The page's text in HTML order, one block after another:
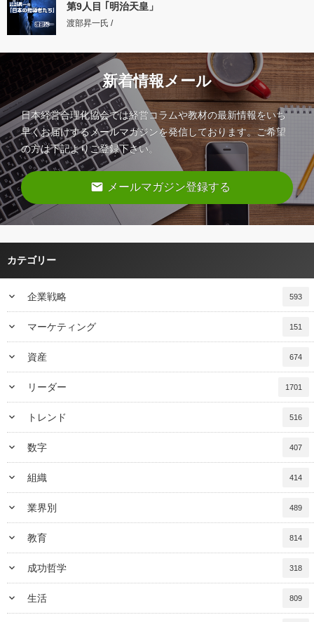
第9人目 ｢明治天皇」
渡部昇一氏 /
新着情報メール
日本経営合理化協会では経営コラムや教材の最新情報をいち
早くお届けするメールマガジンを発信しております。ご希望
の方は下記よりご登録下さい。
email メールマガジン登録する
カテゴリー
keyboard_arrow_down 企業戦略 593
keyboard_arrow_down マーケティング 151
keyboard_arrow_down 資産 674
keyboard_arrow_down リーダー 1701
keyboard_arrow_down トレンド 516
keyboard_arrow_down 数字 407
keyboard_arrow_down 組織 414
keyboard_arrow_down 業界別 489
keyboard_arrow_down 教育 814
keyboard_arrow_down 成功哲学 318
keyboard_arrow_down 生活 809